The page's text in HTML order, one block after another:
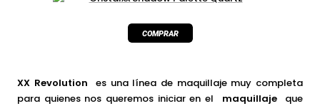
XX Revolution es una línea de maquillaje muy completa
para quienes nos queremos iniciar en el maquillaje
que